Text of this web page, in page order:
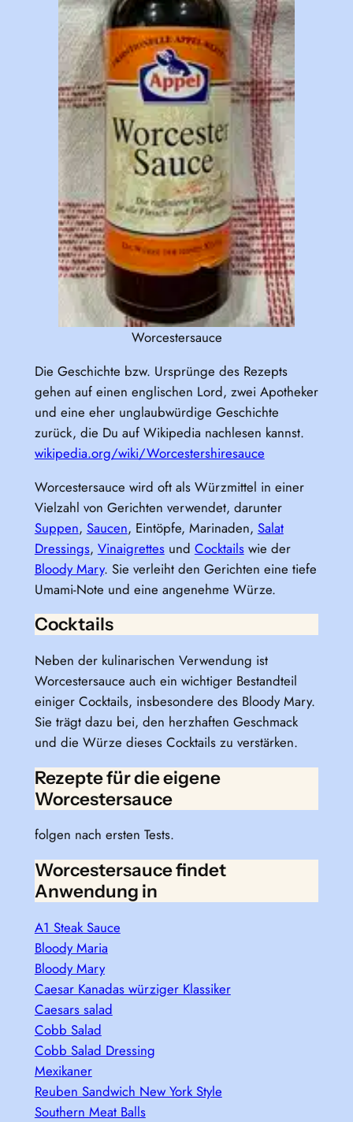
Worcestersauce
Die Geschichte bzw. Ursprünge des Rezepts
gehen auf einen englischen Lord, zwei Apotheker
und eine eher unglaubwürdige Geschichte
zurück, die Du auf Wikipedia nachlesen kannst.
wikipedia.org/wiki/Worcestershiresauce
Worcestersauce wird oft als Würzmittel in einer
Vielzahl von Gerichten verwendet, darunter
Suppen, Saucen, Eintöpfe, Marinaden, Salat
Dressings, Vinaigrettesund Cocktailswie der
Bloody Mary. Sie verleiht den Gerichten eine tiefe
Umami-Note und eine angenehme Würze.
Cocktails
Neben der kulinarischen Verwendung ist
Worcestersauce auch ein wichtiger Bestandteil
einiger Cocktails, insbesondere des Bloody Mary.
Sie trägt dazu bei, den herzhaften Geschmack
und die Würze dieses Cocktails zu verstärken.
Rezepte für die eigene
Worcestersauce
folgen nach ersten Tests.
Worcestersauce findet
Anwendung in
A1 Steak Sauce
Bloody Maria
Bloody Mary
Caesar Kanadas würziger Klassiker
Caesars salad
Cobb Salad
Cobb Salad Dressing
Mexikaner
Reuben Sandwich New York Style
Southern Meat Balls